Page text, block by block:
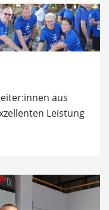
aus
Leistung